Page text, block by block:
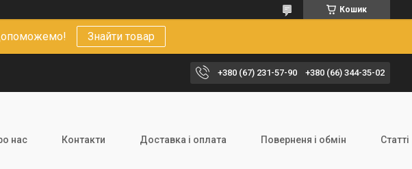
Кошик
Знайти товар
+380 (67) 231-57-90 +380 (66) 344-35-02
нас Контакти Доставка і оплата Поверненя і обмін Статті